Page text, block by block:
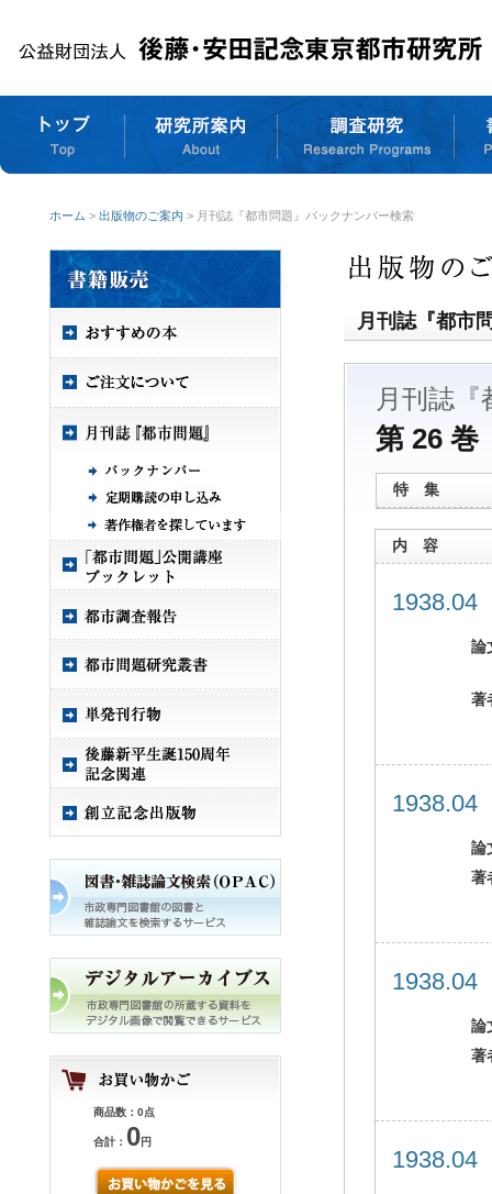
ホーム > 出版物のご案内 > 月刊誌『都市問題』バックナンバー検索
商品数：0点
合計： 0円
月刊誌『都市
月刊誌『
第 26
特 集
内 容
論
著
論
著
論
著